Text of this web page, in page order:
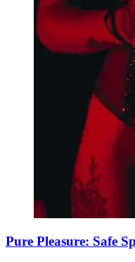
Pure Pleasure: Safe